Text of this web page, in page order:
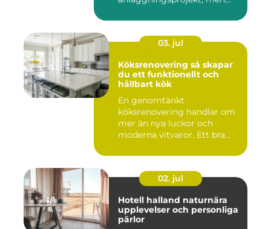
03. jul
Köksrenovering så skapar
du ett funktionellt och
hållbart kök
En genomtänkt
köksrenovering handlar om
mer än nya luckor och
moderna vitvaror. Ett bra
02. jul
Hotell halland naturnära
upplevelser och personliga
pärlor